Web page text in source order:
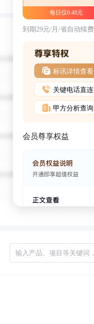
每日仅0.48元
到期29元/月/省自动续
标讯详情查看
关键电话直连
甲方分析查询
会员尊享权益